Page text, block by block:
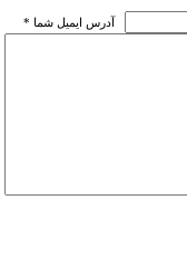
* آدرس ايميل شما